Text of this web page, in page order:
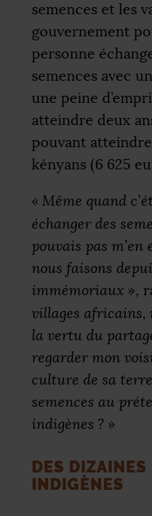
semences et les
gouvernement
personne
semences avec
une peine
atteindre deux
pouvant
kényans (6 625
« Même quand
échanger des
pouvais pas m’en
nous faisons
immémoriaux »,
villages africains,
la vertu du
regarder mon
culture de sa
semences au
indigènes ? »
DES DIZAINES
INDIGÈNES